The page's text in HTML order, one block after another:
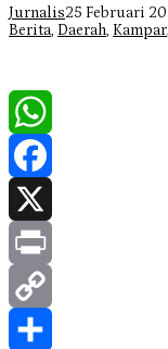
Jurnalis25 Februari
Berita, Daerah, Kampar,
WhatsApp
Facebook
X
Print
Copy